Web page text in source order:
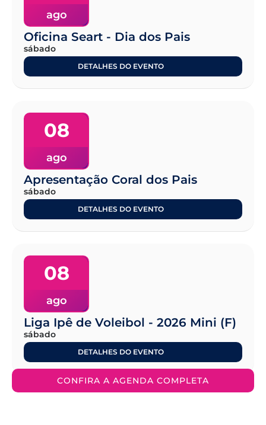
ago
Oficina Seart - Dia dos Pais
sábado
DETALHES DO EVENTO
08
ago
Apresentação Coral dos Pais
sábado
DETALHES DO EVENTO
08
ago
Liga Ipê de Voleibol - 2026 Mini (F)
sábado
DETALHES DO EVENTO
CONFIRA A AGENDA COMPLETA